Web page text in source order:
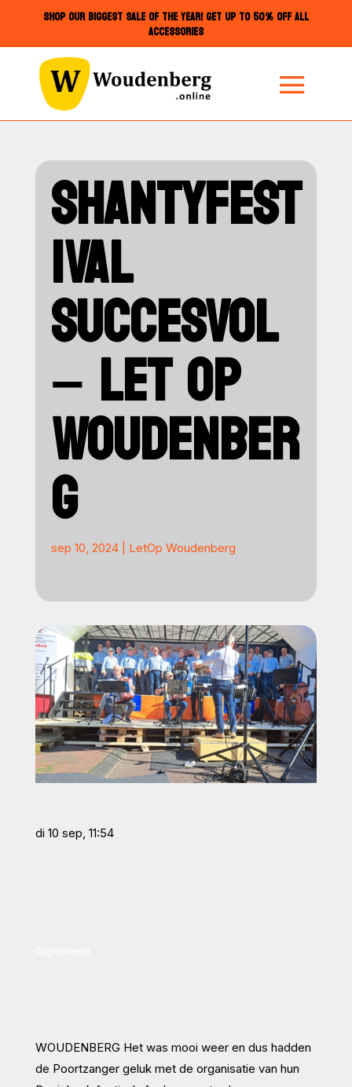
SHOP OUR BIGGEST SALE OF THE YEAR! GET UP TO 50% OFF ALL
ACCESSORIES
SHANTYFEST
IVAL
SUCCESVOL
– LET OP
WOUDENBER
G
sep 10, 2024| LetOp Woudenberg
di 10 sep, 11:54
WOUDENBERG Het was mooi weer en dus hadden
de Poortzanger geluk met de organisatie van hun